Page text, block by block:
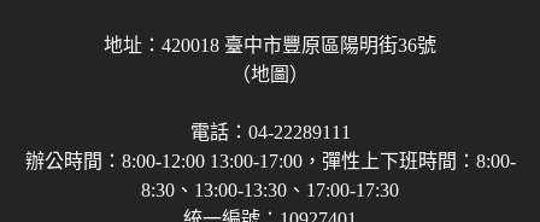
地址：420018 臺中市豐原區陽明街36號
（地圖）
電話：04-22289111
辦公時間：8:00-12:00 13:00-17:00，彈性上下班時間：8:00-
8:30、13:00-13:30、17:00-17:30